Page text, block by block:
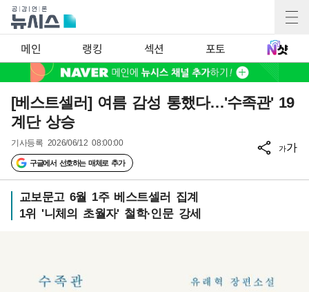
메인 랭킹 섹션 포토
[베스트셀러] 여름 감성 통했다…'수족관' 19
계단 상승
기사등록 2026/06/12 08:00:00
구글에서 선호하는 매체로 추가
가가
교보문고 6월 1주 베스트셀러 집계
1위 '니체의 초월자' 철학·인문 강세